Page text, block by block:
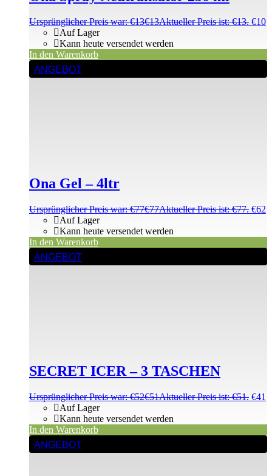
Ursprünglicher Preis war: €13€13Aktueller Preis ist: €13. €10
Auf Lager
Kann heute versendet werden
In den Warenkorb
ANGEBOT
Ona Gel – 4ltr
Ursprünglicher Preis war: €77€77Aktueller Preis ist: €77. €62
Auf Lager
Kann heute versendet werden
In den Warenkorb
ANGEBOT
SECRET ICER – 3 TASCHEN
Ursprünglicher Preis war: €52€51Aktueller Preis ist: €51. €41
Auf Lager
Kann heute versendet werden
In den Warenkorb
ANGEBOT